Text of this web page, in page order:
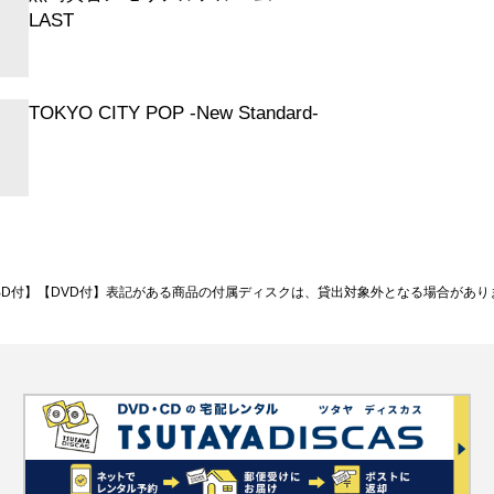
LAST
TOKYO CITY POP -New Standard-
付】【DVD付】表記がある商品の付属ディスクは、貸出対象外となる場合があり